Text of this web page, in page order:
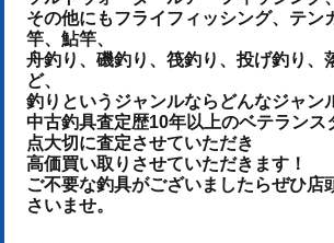
その他にもフライフィッシング、テン
竿、鮎竿、
舟釣り、磯釣り、筏釣り、投げ釣り、
ど、
釣りというジャンルならどんなジャン
中古釣具査定歴10年以上のベテランス
点大切に査定させていただき
高価買い取りさせていただきます！
ご不要な釣具がございましたらぜひ店
さいませ。